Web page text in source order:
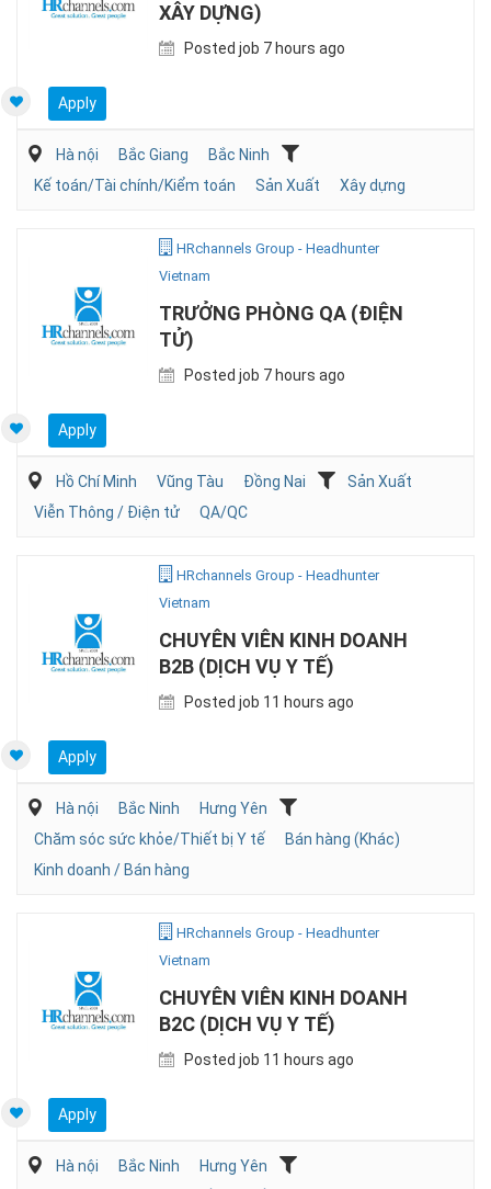
XÂY DỰNG)
Posted job 7 hours ago
Apply
Hà nội Bắc Giang
Bắc Ninh
Kế toán/Tài chính/Kiểm toán
Sản Xuất Xây dựng
HRchannels Group - Headhunter
Vietnam
TRƯỞNG PHÒNG QA (ĐIỆN
TỬ)
Posted job 7 hours ago
Apply
Hồ Chí Minh Vũng Tàu Đồng Nai
Sản Xuất
Viễn Thông / Điện tử
QA/QC
HRchannels Group - Headhunter
Vietnam
CHUYÊN VIÊN KINH DOANH
B2B (DỊCH VỤ Y TẾ)
Posted job 11 hours ago
Apply
Hà nội Bắc Ninh
Hưng Yên
Chăm sóc sức khỏe/Thiết bị Y tế
Bán hàng (Khác)
Kinh doanh / Bán hàng
HRchannels Group - Headhunter
Vietnam
CHUYÊN VIÊN KINH DOANH
B2C (DỊCH VỤ Y TẾ)
Posted job 11 hours ago
Apply
Hà nội Bắc Ninh
Hưng Yên